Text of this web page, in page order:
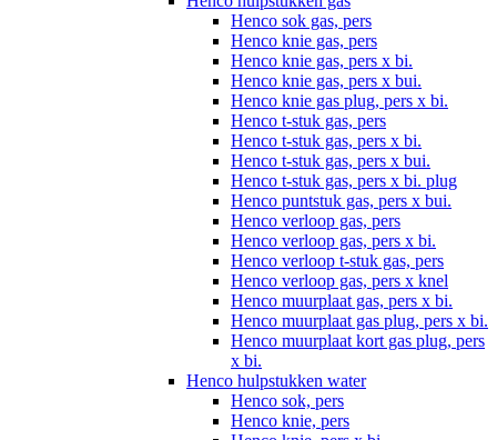
Henco sok gas, pers
Henco knie gas, pers
Henco knie gas, pers x bi.
Henco knie gas, pers x bui.
Henco knie gas plug, pers x bi.
Henco t-stuk gas, pers
Henco t-stuk gas, pers x bi.
Henco t-stuk gas, pers x bui.
Henco t-stuk gas, pers x bi. plug
Henco puntstuk gas, pers x bui.
Henco verloop gas, pers
Henco verloop gas, pers x bi.
Henco verloop t-stuk gas, pers
Henco verloop gas, pers x knel
Henco muurplaat gas, pers x bi.
Henco muurplaat gas plug, pers x bi.
Henco muurplaat kort gas plug, pers
x bi.
Henco hulpstukken water
Henco sok, pers
Henco knie, pers